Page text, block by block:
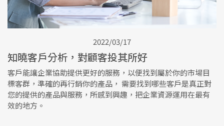
2022/03/17
知曉客戶分析，對顧客投其所好
客戶能讓企業協助提供更好的服務，以便找到屬於你的市場目
標客群，準確的再行銷你的產品， 需要找到哪些客戶是真正對
您的提供的產品與服務，所感到興趣，把企業資源運用在最有
效的地方。